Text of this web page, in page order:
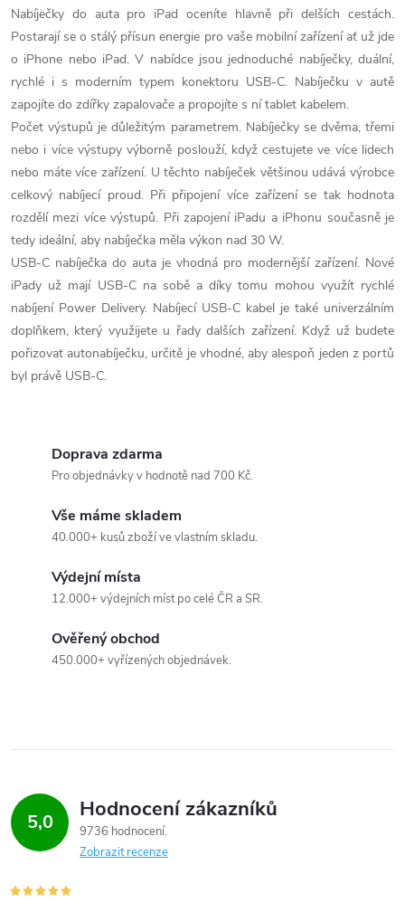
v
l
á
d
a
c
í
p
r
v
k
Nabíječky do auta pro iPad oceníte hlavně při delších cestách.
Postarají se o stálý přísun energie pro vaše mobilní zařízení ať už jde
o iPhone nebo iPad. V nabídce jsou jednoduché nabíječky, duální,
rychlé i s moderním typem konektoru USB-C. Nabíječku v autě
zapojíte do zdířky zapalovače a propojíte s ní tablet kabelem.
Počet výstupů je důležitým parametrem. Nabíječky se dvěma, třemi
nebo i více výstupy výborně poslouží, když cestujete ve více lidech
nebo máte více zařízení. U těchto nabíječek většinou udává výrobce
celkový nabíjecí proud. Při připojení více zařízení se tak hodnota
rozdělí mezi více výstupů. Při zapojení iPadu a iPhonu současně je
tedy ideální, aby nabíječka měla výkon nad 30 W.
USB-C nabíječka do auta je vhodná pro modernější zařízení. Nové
iPady už mají USB-C na sobě a díky tomu mohou využít rychlé
nabíjení Power Delivery. Nabíjecí USB-C kabel je také univerzálním
doplňkem, který využijete u řady dalších zařízení. Když už budete
pořizovat autonabíječku, určitě je vhodné, aby alespoň jeden z portů
byl právě USB-C.
Doprava zdarma
Pro objednávky v hodnotě nad 700 Kč.
Vše máme skladem
40.000+ kusů zboží ve vlastním skladu.
Výdejní místa
12.000+ výdejních míst po celé ČR a SR.
Ověřený obchod
450.000+ vyřízených objednávek.
5,0 Hodnocení zákazníků
9736 hodnocení
Zobrazit recenze